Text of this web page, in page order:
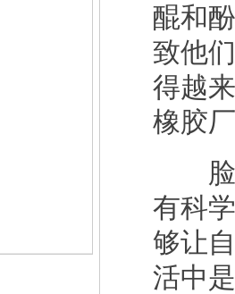
醌和
致他
得越
橡胶
脸部
有科
够让
活中